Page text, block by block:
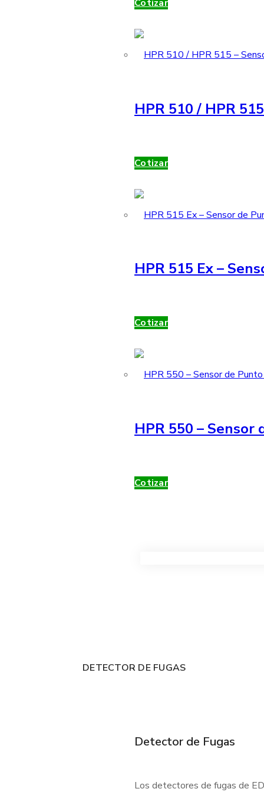
Cotizar
HPR 510 / HPR
Cotizar
HPR 515 Ex –
Cotizar
HPR 550 – Sensor
Cotizar
DETECTOR DE FUGAS
Detector de Fugas
Los detectores de fugas de